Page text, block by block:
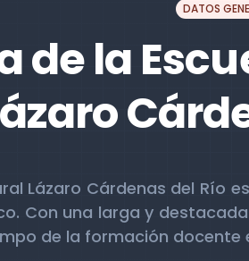
DATOS
de la
Lázaro Cárdenas del
Con una larga y
de la formación docente